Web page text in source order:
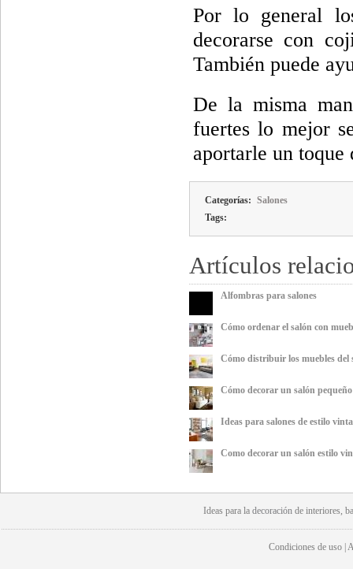
Por lo general
decorarse con
También puede
De la misma
fuertes lo mejor
aportarle un toque
Categorías: Salones
Tags:
Artículos
Alfombras para salones
Cómo ordenar el salón con
Cómo distribuir los muebles del
Cómo decorar un salón pequeño
Ideas para salones de estilo
Como decorar un salón estilo
Ideas para ladecoración de interiores,
Condiciones de uso |